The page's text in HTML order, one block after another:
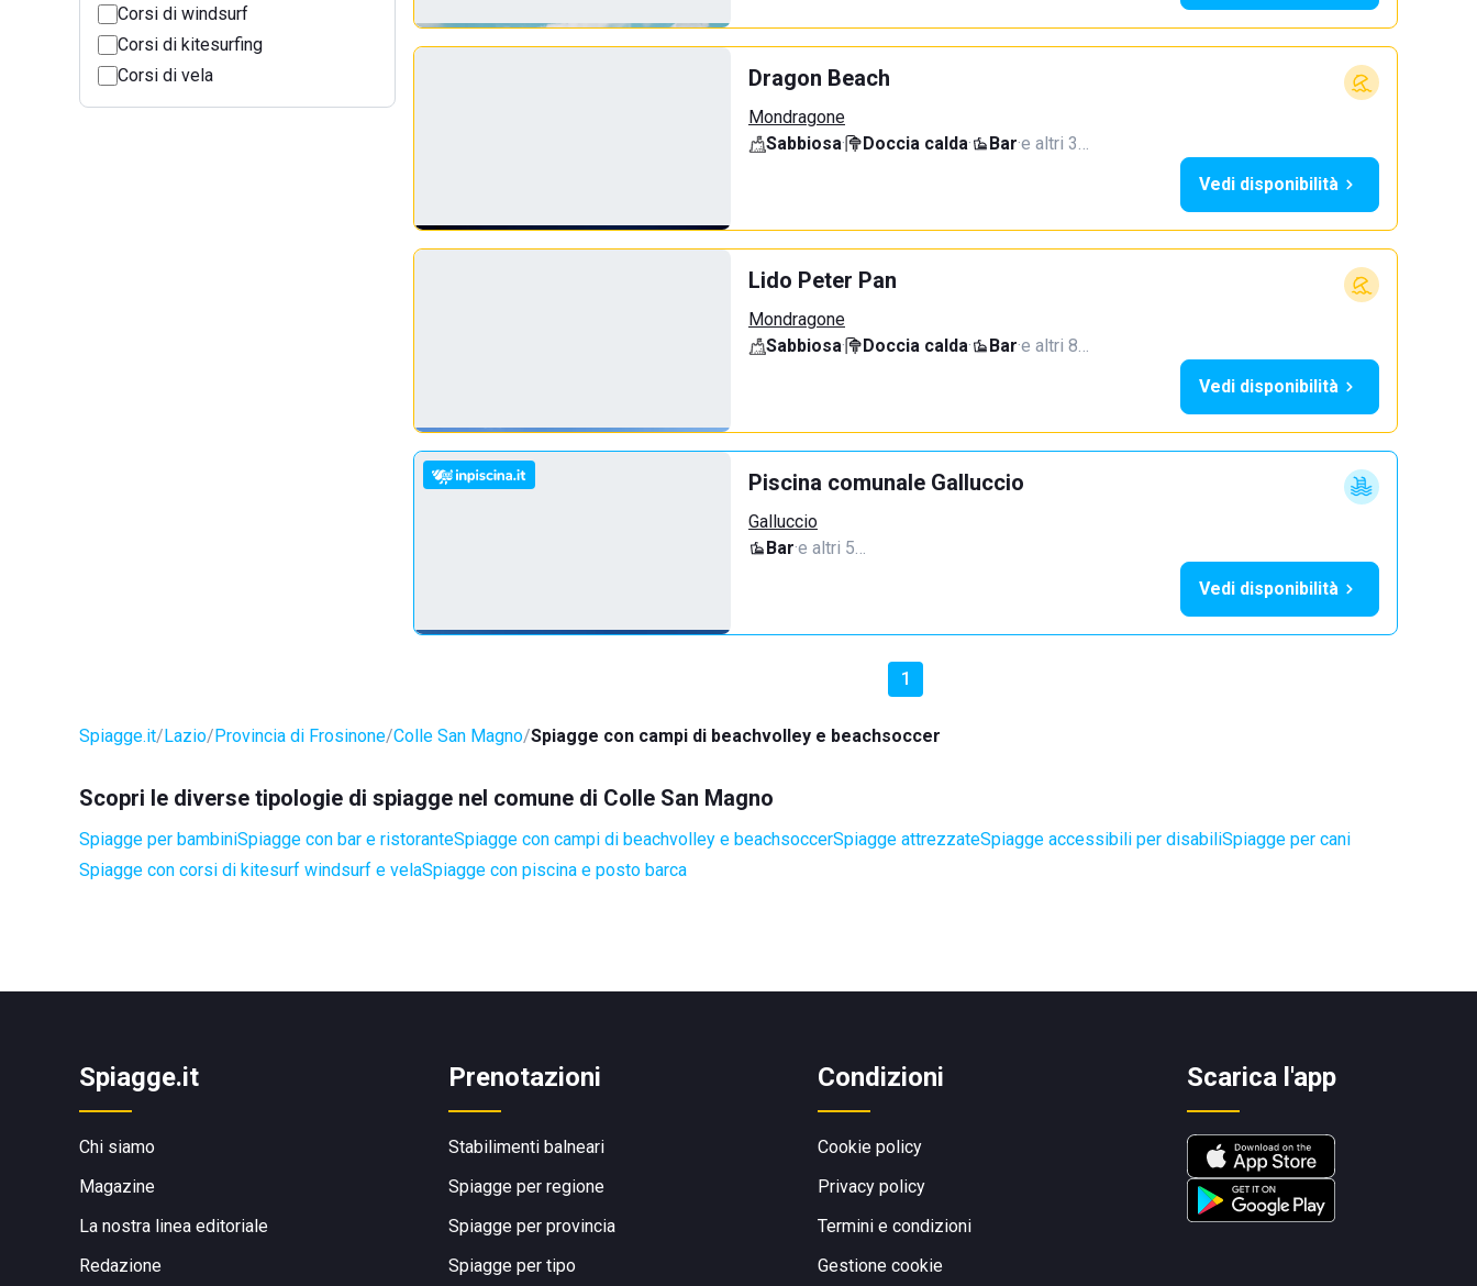
Corsi di windsurf
Corsi di kitesurfing
Corsi di vela
Dragon Beach
Mondragone
Sabbiosa· Doccia calda· Bar·e altri 3…
Vedi disponibilità
Lido Peter Pan
Mondragone
Sabbiosa· Doccia calda· Bar·e altri 8…
Vedi disponibilità
Piscina comunale Galluccio
Galluccio
Bar·e altri 5…
Vedi disponibilità
1
Spiagge.it Lazio Provincia di Frosinone Colle San Magno Spiagge con campi di beachvolley e beachsoccer
Scopri le diverse tipologie di spiagge nel comune di Colle San Magno
Spiagge per bambiniSpiagge con bar e ristoranteSpiagge con campi di beachvolley e beachsoccerSpiagge attrezzateSpiagge accessibili per disabiliSpiagge per cani
Spiagge con corsi di kitesurf windsurf e velaSpiagge con piscina e posto barca
Spiagge.it
Chi siamo
Magazine
La nostra linea editoriale
Redazione
Prenotazioni
Stabilimenti balneari
Spiagge per regione
Spiagge per provincia
Spiagge per tipo
Condizioni
Cookie policy
Privacy policy
Termini e condizioni
Gestione cookie
Scarica l'app